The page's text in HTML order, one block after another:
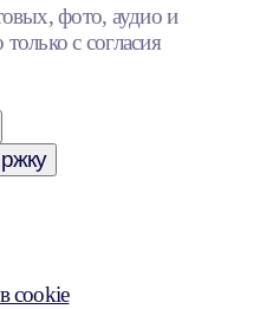
фото, аудио и
с согласия
cookie